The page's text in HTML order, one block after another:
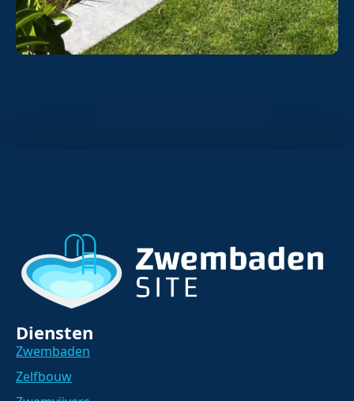
Diensten
Zwembaden
Zelfbouw